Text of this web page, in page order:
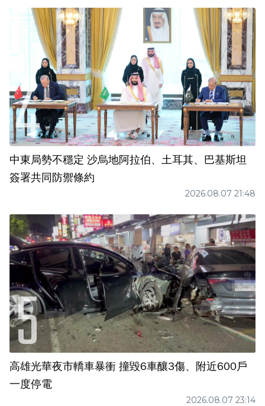
中東局勢不穩定 沙烏地阿拉伯、土耳其、巴基斯坦
簽署共同防禦條約
2026.08.07 21:48
高雄光華夜市轎車暴衝 撞毀6車釀3傷、附近600戶
一度停電
2026.08.07 23:14